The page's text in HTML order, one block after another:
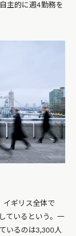
主的に週4勤務を
イギリス全体で
ているという。一
いるのは3,300人